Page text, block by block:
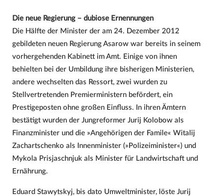
Die neue Regierung – dubiose Ernennungen
Die Hälfte der Minister der am 24. Dezember 2012
gebildeten neuen Regierung Asarow war bereits in seinem
vorhergehenden Kabinett im Amt. Einige von ihnen
behielten bei der Umbildung ihre bisherigen Ministerien,
andere wechselten das Ressort, zwei wurden zu
Stellvertretenden Premierministern befördert, ein
Prestigeposten ohne großen Einfluss. In ihren Ämtern
bestätigt wurden der Jungreformer Jurij Kolobow als
Finanzminister und die »Angehörigen der Famile« Witalij
Zachartschenko als Innenminister (»Polizeiminister«) und
Mykola Prisjaschnjuk als Minister für Landwirtschaft und
Ernährung.
Eduard Stawytskyj, bis dato Umweltminister, löste Jurij